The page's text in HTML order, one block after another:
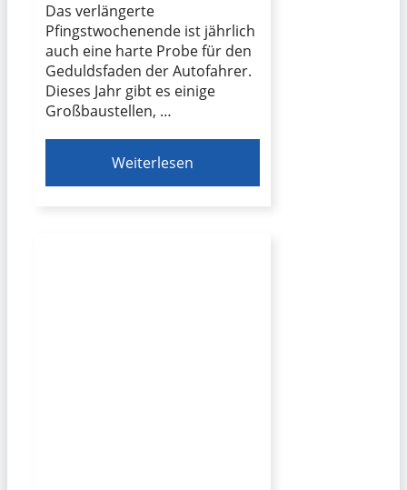
Das verlängerte
Pfingstwochenende ist jährlich
auch eine harte Probe für den
Geduldsfaden der Autofahrer.
Dieses Jahr gibt es einige
Großbaustellen, …
Weiterlesen